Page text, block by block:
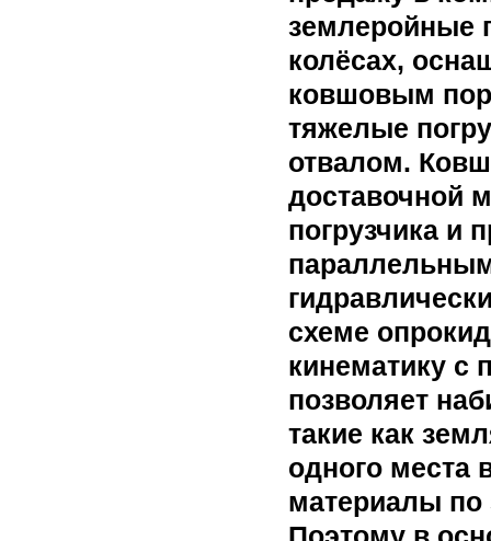
землеройные
колёсах,
ковшовым
тяжелые
отвалом.
доставочной
погрузчика и
схеме
кинематику
позволяет
такие как
одного места
материалы по